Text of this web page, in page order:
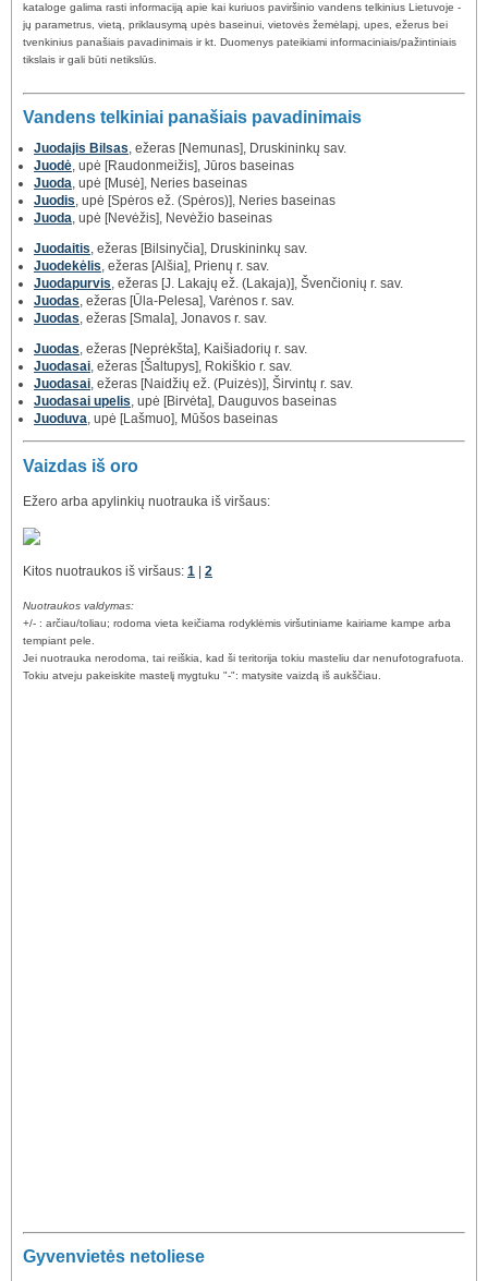
kataloge galima rasti informaciją apie kai kuriuos paviršinio vandens telkinius Lietuvoje -
jų parametrus, vietą, priklausymą upės baseinui, vietovės žemėlapį, upes, ežerus bei
tvenkinius panašiais pavadinimais ir kt. Duomenys pateikiami informaciniais/pažintiniais
tikslais ir gali būti netikslūs.
Vandens telkiniai panašiais pavadinimais
Juodajis Bilsas, ežeras [Nemunas], Druskininkų sav.
Juodė, upė [Raudonmeižis], Jūros baseinas
Juoda, upė [Musė], Neries baseinas
Juodis, upė [Spėros ež. (Spėros)], Neries baseinas
Juoda, upė [Nevėžis], Nevėžio baseinas
Juodaitis, ežeras [Bilsinyčia], Druskininkų sav.
Juodekėlis, ežeras [Alšia], Prienų r. sav.
Juodapurvis, ežeras [J. Lakajų ež. (Lakaja)], Švenčionių r. sav.
Juodas, ežeras [Ūla-Pelesa], Varėnos r. sav.
Juodas, ežeras [Smala], Jonavos r. sav.
Juodas, ežeras [Neprėkšta], Kaišiadorių r. sav.
Juodasai, ežeras [Šaltupys], Rokiškio r. sav.
Juodasai, ežeras [Naidžių ež. (Puizės)], Širvintų r. sav.
Juodasai upelis, upė [Birvėta], Dauguvos baseinas
Juoduva, upė [Lašmuo], Mūšos baseinas
Vaizdas iš oro
Ežero arba apylinkių nuotrauka iš viršaus:
Kitos nuotraukos iš viršaus: 1 | 2
Nuotraukos valdymas:
+/- : arčiau/toliau; rodoma vieta keičiama rodyklėmis viršutiniame kairiame kampe arba
tempiant pele.
Jei nuotrauka nerodoma, tai reiškia, kad ši teritorija tokiu masteliu dar nenufotografuota.
Tokiu atveju pakeiskite mastelį mygtuku "-": matysite vaizdą iš aukščiau.
Gyvenvietės netoliese